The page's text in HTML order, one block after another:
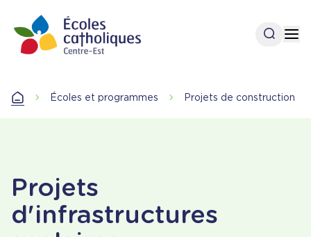
contenu
principal
Ouvrir
AccueilÉcoles et programmes Projets de construction
Projets
d'infrastructures